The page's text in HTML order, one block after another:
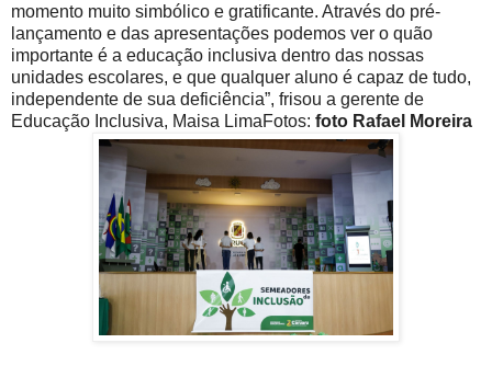
momento muito simbólico e gratificante. Através do pré-
lançamento e das apresentações podemos ver o quão
importante é a educação inclusiva dentro das nossas
unidades escolares, e que qualquer aluno é capaz de tudo,
independente de sua deficiência”, frisou a gerente de
Educação Inclusiva, Maisa LimaFotos: foto Rafael Moreira